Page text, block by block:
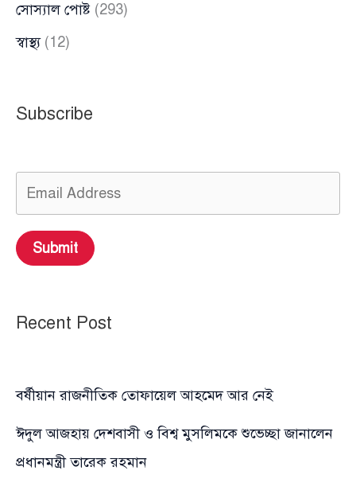
সোস্যাল পোষ্ট (293)
স্বাস্থ্য(12)
Subscribe
Submit
Recent Post
বর্ষীয়ান রাজনীতিক তোফায়েল আহমেদ আর নেই
ঈদুল আজহায় দেশবাসী ও বিশ্ব মুসলিমকে শুভেচ্ছা জানালেন
প্রধানমন্ত্রী তারেক রহমান